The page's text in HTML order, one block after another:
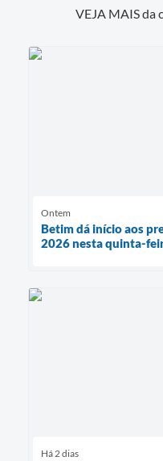
VEJA MAIS da
Ontem
Betim dá início aos
2026 nesta quinta-
Há 2 dias